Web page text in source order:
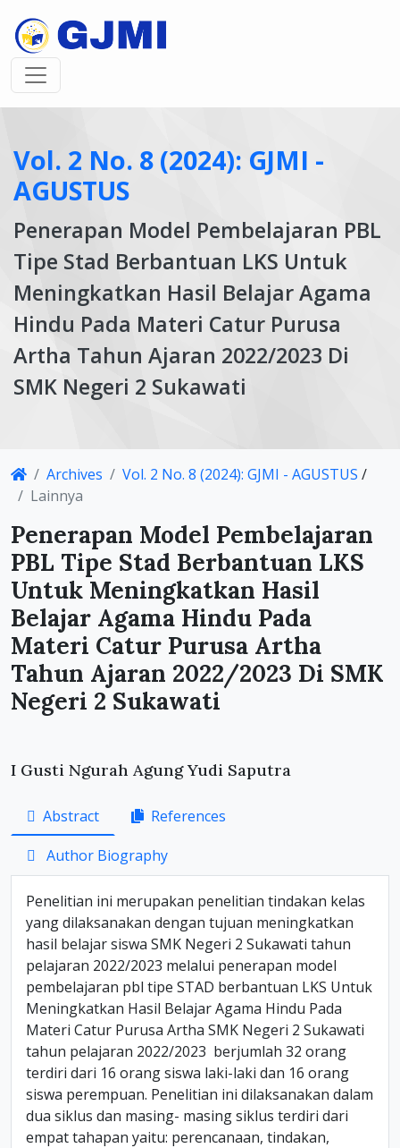
Vol. 2 No. 8 (2024): GJMI -
AGUSTUS
Penerapan Model Pembelajaran PBL
Tipe Stad Berbantuan LKS Untuk
Meningkatkan Hasil Belajar Agama
Hindu Pada Materi Catur Purusa
Artha Tahun Ajaran 2022/2023 Di
SMK Negeri 2 Sukawati
DetailsArchives Vol. 2 No. 8 (2024): GJMI - AGUSTUS /
Lainnya
Penerapan Model Pembelajaran
PBL Tipe Stad Berbantuan LKS
Untuk Meningkatkan Hasil
Belajar Agama Hindu Pada
Materi Catur Purusa Artha
Tahun Ajaran 2022/2023 Di SMK
Negeri 2 Sukawati
Article
I Gusti Ngurah Agung Yudi Saputra
Abstract
References
Author Biography
Penelitian ini merupakan penelitian tindakan kelas
yang dilaksanakan dengan tujuan meningkatkan
hasil belajar siswa SMK Negeri 2 Sukawati tahun
pelajaran 2022/2023 melalui penerapan model
pembelajaran pbl tipe STAD berbantuan LKS Untuk
Meningkatkan Hasil Belajar Agama Hindu Pada
Materi Catur Purusa Artha SMK Negeri 2 Sukawati
tahun pelajaran 2022/2023 berjumlah 32 orang
terdiri dari 16 orang siswa laki-laki dan 16 orang
siswa perempuan. Penelitian ini dilaksanakan dalam
dua siklus dan masing- masing siklus terdiri dari
empat tahapan yaitu: perencanaan, tindakan,